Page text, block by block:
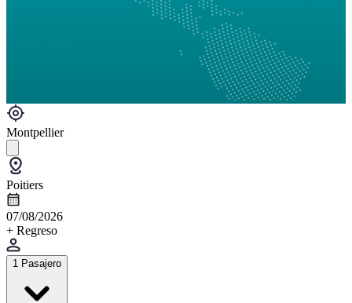
Montpellier
Poitiers
07/08/2026
+ Regreso
1 Pasajero